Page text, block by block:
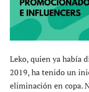
Leko, quien ya había
2019, ha tenido un
eliminación en copa.